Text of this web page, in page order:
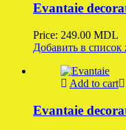
Evantaie
Price: 249.00 MDL
Добавить в список
Add to cart
Evantaie